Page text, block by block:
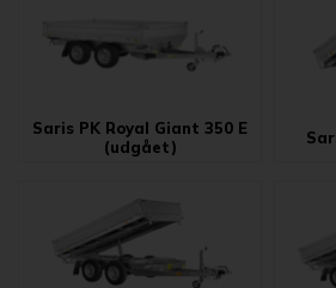
Saris PK Royal Giant 350 E
(udgået)